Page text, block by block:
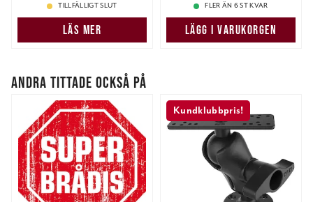
TILLFÄLLIGT SLUT
LÄS MER
FLER ÄN 6 ST KVAR
LÄGG I VARUKORGEN
ANDRA TITTADE OCKSÅ PÅ
Kundklubbpris!